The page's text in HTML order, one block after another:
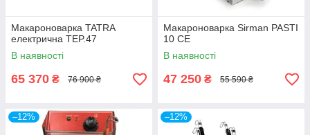
Макароноварка TATRA
електрична TEP.47
В наявності
65 370 ₴ 76 900 ₴
Макароноварка Sirman PASTI
10 CE
В наявності
47 250 ₴ 55 590 ₴
–12% –12%